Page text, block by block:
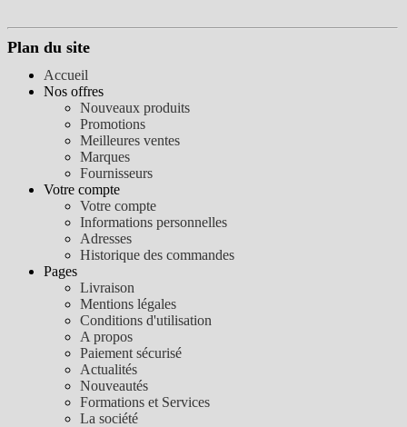
Plan du site
Accueil
Nos offres
Nouveaux produits
Promotions
Meilleures ventes
Marques
Fournisseurs
Votre compte
Votre compte
Informations personnelles
Adresses
Historique des commandes
Pages
Livraison
Mentions légales
Conditions d'utilisation
A propos
Paiement sécurisé
Actualités
Nouveautés
Formations et Services
La société